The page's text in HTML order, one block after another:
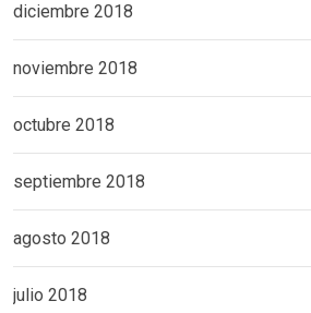
diciembre 2018
noviembre 2018
octubre 2018
septiembre 2018
agosto 2018
julio 2018